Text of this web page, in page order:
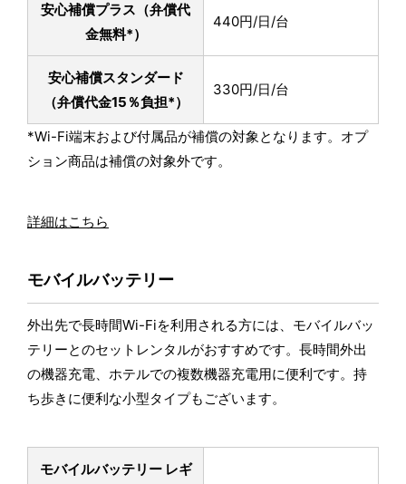
安心補償プラス （弁償代
金無料*）
440円/日/台
安心補償スタンダード
（弁償代金15％負担*）
330円/日/台
*Wi-Fi端末および付属品が補償の対象となります。オプ
ション商品は補償の対象外です。
詳細はこちら
モバイルバッテリー
外出先で長時間Wi-Fiを利用される方には、モバイルバッ
テリーとのセットレンタルがおすすめです。長時間外出
の機器充電、ホテルでの複数機器充電用に便利です。持
ち歩きに便利な小型タイプもございます。
モバイルバッテリー レギ